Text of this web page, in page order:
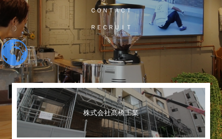
ＣＯＮＴＡＣＴ
ＲＥＣＲＵＩＴ
株式会社髙橋工業